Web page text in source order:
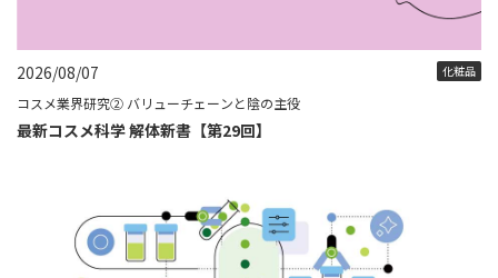
2026/08/07 化粧品
コスメ業界研究② バリューチェーンと陰の主役
最新コスメ科学 解体新書【第29回】